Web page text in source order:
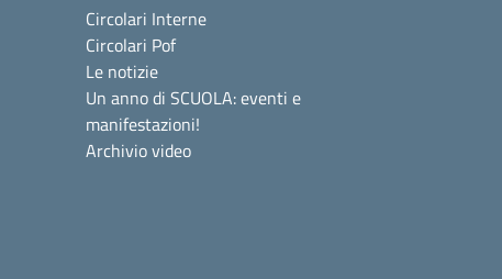
Circolari Interne
Circolari Pof
Le notizie
Un anno di SCUOLA: eventi e
manifestazioni!
Archivio video